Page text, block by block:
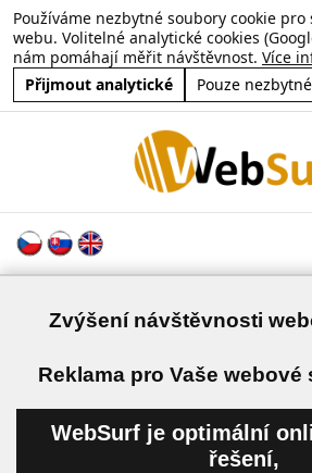
Používáme nezbytné soubory cookie
webu. Volitelné analytické cookies
nám pomáhají měřit návštěvnost. Více
Přijmout analytické
Pouze nezbytné
Zvýšení návštěvnosti
Reklama pro Vaše webové
WebSurf je optimální
řešení,